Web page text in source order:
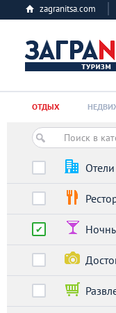
zagranitsa.com
ОТДЫХ
Отели